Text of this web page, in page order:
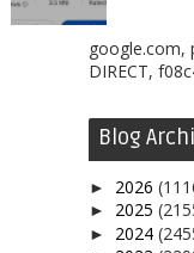
google.com,
DIRECT,
Blog
► 2026
► 2025
► 2024